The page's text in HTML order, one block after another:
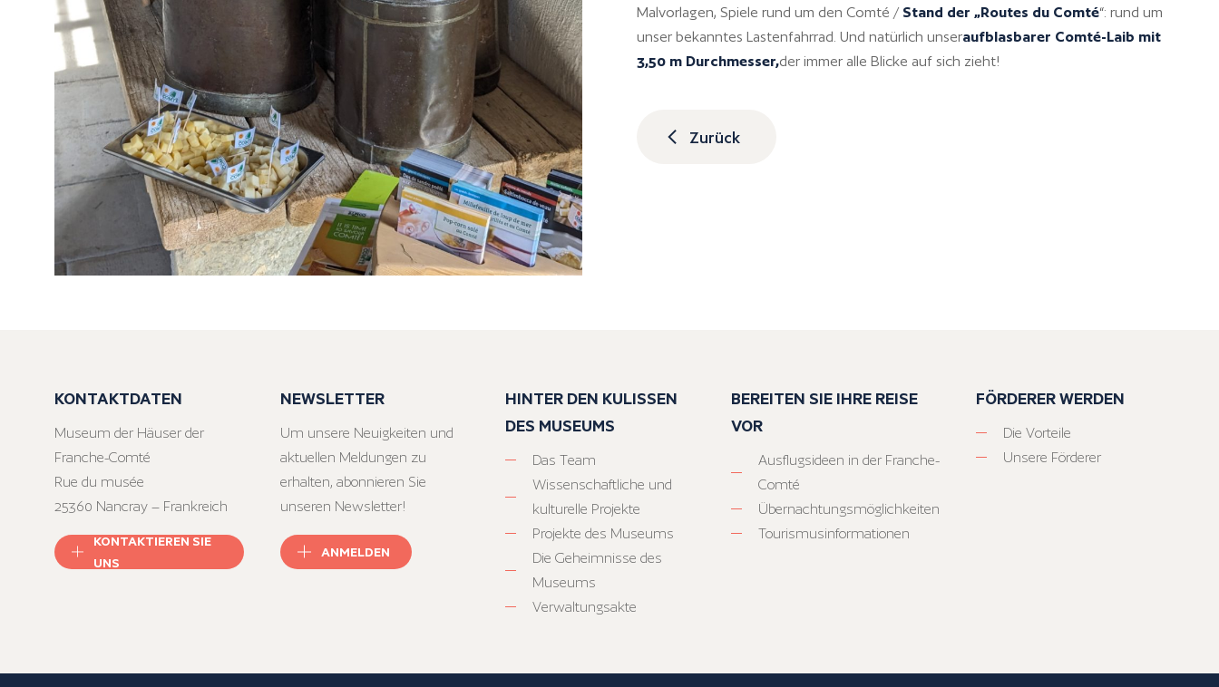
Malvorlagen, Spiele rund um den Comté / Stand der „Routes du Comté“: rund um
unser bekanntes Lastenfahrrad. Und natürlich unseraufblasbarer Comté-Laib mit
3,50 m Durchmesser,der immer alle Blicke auf sich zieht!
Zurück
KONTAKTDATEN
Museum der Häuser der
Franche-Comté
Rue du musée
25360 Nancray – Frankreich
KONTAKTIEREN SIE
UNS
NEWSLETTER
Um unsere Neuigkeiten und
aktuellen Meldungen zu
erhalten, abonnieren Sie
unseren Newsletter!
ANMELDEN
HINTER DEN KULISSEN
DES MUSEUMS
Das Team
Wissenschaftliche und
kulturelle Projekte
Projekte des Museums
Die Geheimnisse des
Museums
Verwaltungsakte
BEREITEN SIE IHRE REISE
VOR
Ausflugsideen in der Franche-
Comté
Übernachtungsmöglichkeiten
Tourismusinformationen
FÖRDERER WERDEN
Die Vorteile
Unsere Förderer